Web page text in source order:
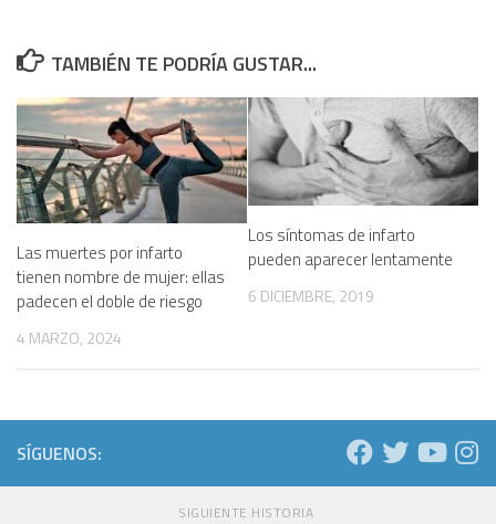
TAMBIÉN TE PODRÍA GUSTAR...
Las muertes por infarto
tienen nombre de mujer: ellas
padecen el doble de riesgo
4 MARZO, 2024
Los síntomas de infarto
pueden aparecer lentamente
6 DICIEMBRE, 2019
SÍGUENOS:
SIGUIENTE HISTORIA